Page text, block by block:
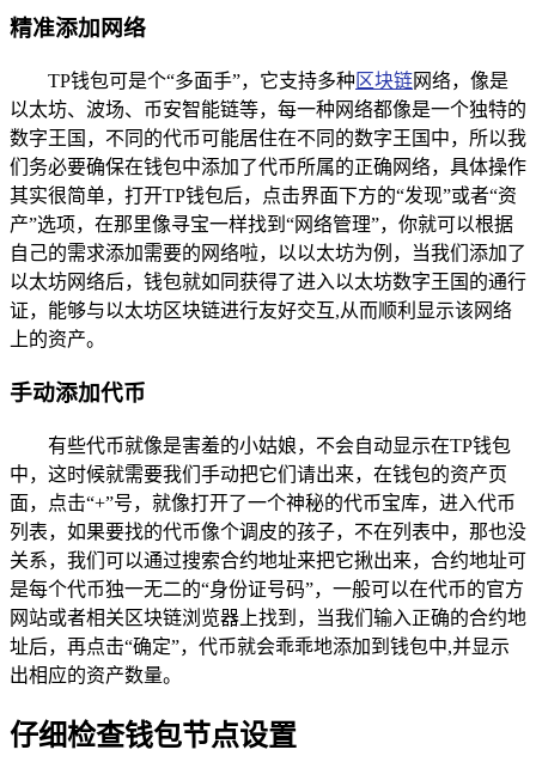
精准添加网络
TP钱包可是个“多面手”，它支持多种 区块链网络，像是
以太坊、波场、币安智能链等，每一种网络都像是一个独特的
数字王国，不同的代币可能居住在不同的数字王国中，所以我
们务必要确保在钱包中添加了代币所属的正确网络，具体操作
其实很简单，打开TP钱包后，点击界面下方的“发现”或者“资
产”选项，在那里像寻宝一样找到“网络管理”，你就可以根据
自己的需求添加需要的网络啦，以以太坊为例，当我们添加了
以太坊网络后，钱包就如同获得了进入以太坊数字王国的通行
证，能够与以太坊区块链进行友好交互,从而顺利显示该网络
上的资产。
手动添加代币
有些代币就像是害羞的小姑娘，不会自动显示在TP钱包
中，这时候就需要我们手动把它们请出来，在钱包的资产页
面，点击“+”号，就像打开了一个神秘的代币宝库，进入代币
列表，如果要找的代币像个调皮的孩子，不在列表中，那也没
关系，我们可以通过搜索合约地址来把它揪出来，合约地址可
是每个代币独一无二的“身份证号码”，一般可以在代币的官方
网站或者相关区块链浏览器上找到，当我们输入正确的合约地
址后，再点击“确定”，代币就会乖乖地添加到钱包中,并显示
出相应的资产数量。
仔细检查钱包节点设置